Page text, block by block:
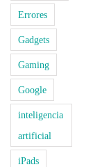
Errores
Gadgets
Gaming
Google
inteligencia
artificial
iPads